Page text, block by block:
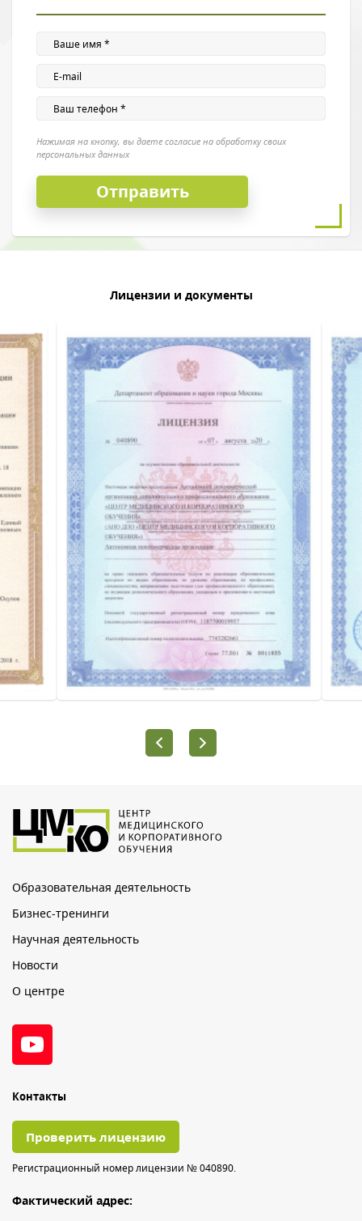
Нажимая на кнопку, вы даете согласие на обработку своих
персональных данных
Лицензии и документы
Образовательная деятельность
Бизнес-тренинги
Научная деятельность
Новости
О центре
Контакты
Проверить лицензию
Регистрационный номер лицензии № 040890.
Фактический адрес: